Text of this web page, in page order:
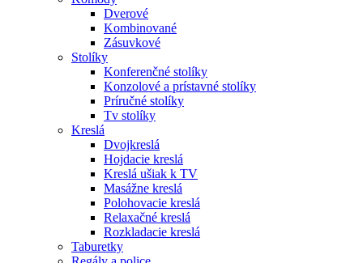
Dverové
Kombinované
Zásuvkové
Stolíky
Konferenčné stolíky
Konzolové a prístavné stolíky
Príručné stolíky
Tv stolíky
Kreslá
Dvojkreslá
Hojdacie kreslá
Kreslá ušiak k TV
Masážne kreslá
Polohovacie kreslá
Relaxačné kreslá
Rozkladacie kreslá
Taburetky